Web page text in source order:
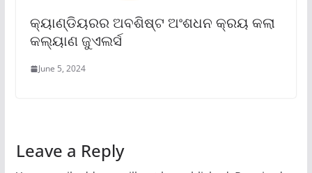
କ୍ୟାଣ୍ଡିୟରର ଅବଶିଷ୍ଟ ଅଂଶଧନ କ୍ରୟ କଲା
କଲ୍ୟାଣ ଜୁଏଲର୍ସ
June 5, 2024
Leave a Reply